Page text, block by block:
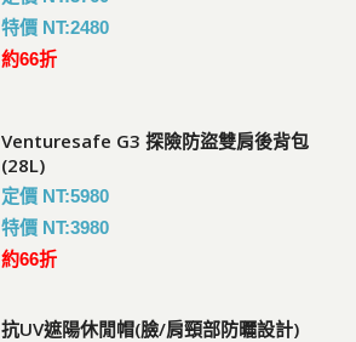
特價 NT:2480
約66折
Venturesafe G3 探險防盜雙肩後背包
(28L)
定價 NT:5980
特價 NT:3980
約66折
抗UV遮陽休閒帽(臉/肩頸部防曬設計)